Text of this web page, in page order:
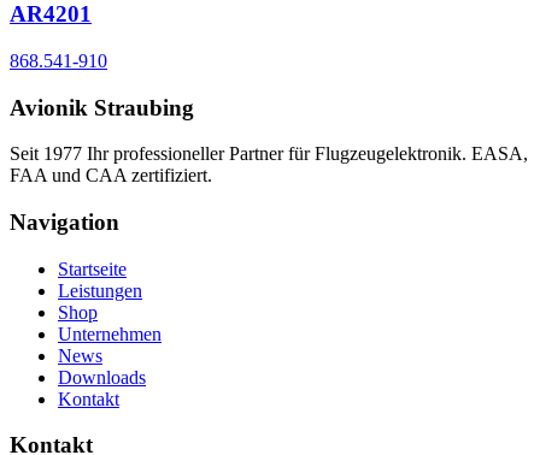
AR4201
868.541-910
Avionik Straubing
Seit 1977 Ihr professioneller Partner für Flugzeugelektronik. EASA,
FAA und CAA zertifiziert.
Navigation
Startseite
Leistungen
Shop
Unternehmen
News
Downloads
Kontakt
Kontakt